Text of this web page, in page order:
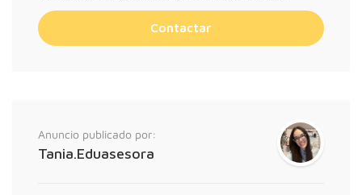
Anuncio publicado por:
Tania.Eduasesora